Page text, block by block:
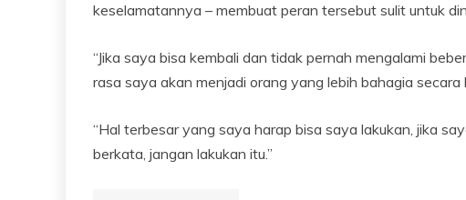
keselamatannya – membuat peran tersebut sulit untuk
“Jika saya bisa kembali dan tidak pernah mengalami
rasa saya akan menjadi orang yang lebih bahagia secara
“Hal terbesar yang saya harap bisa saya lakukan, jika
berkata, jangan lakukan itu.”